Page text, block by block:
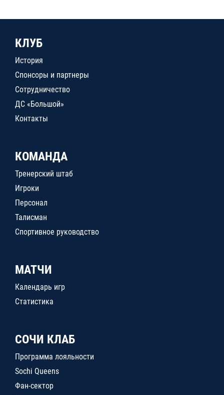
КЛУБ
История
Спонсоры и партнеры
Сотрудничество
ДС «Большой»
Контакты
КОМАНДА
Тренерский штаб
Игроки
Персонал
Талисман
Спортивное руководство
МАТЧИ
Календарь игр
Статистика
СОЧИ КЛАБ
Программа лояльности
Sochi Queens
Фан-сектор